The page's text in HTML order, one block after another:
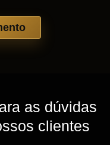
as dúvidas
clientes